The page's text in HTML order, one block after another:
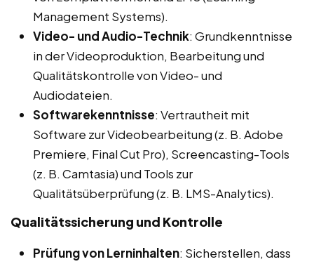
Management Systems).
Video- und Audio-Technik: Grundkenntnisse
in der Videoproduktion, Bearbeitung und
Qualitätskontrolle von Video- und
Audiodateien.
Softwarekenntnisse: Vertrautheit mit
Software zur Videobearbeitung (z. B. Adobe
Premiere, Final Cut Pro), Screencasting-Tools
(z. B. Camtasia) und Tools zur
Qualitätsüberprüfung (z. B. LMS-Analytics).
Qualitätssicherung und Kontrolle
Prüfung von Lerninhalten: Sicherstellen, dass